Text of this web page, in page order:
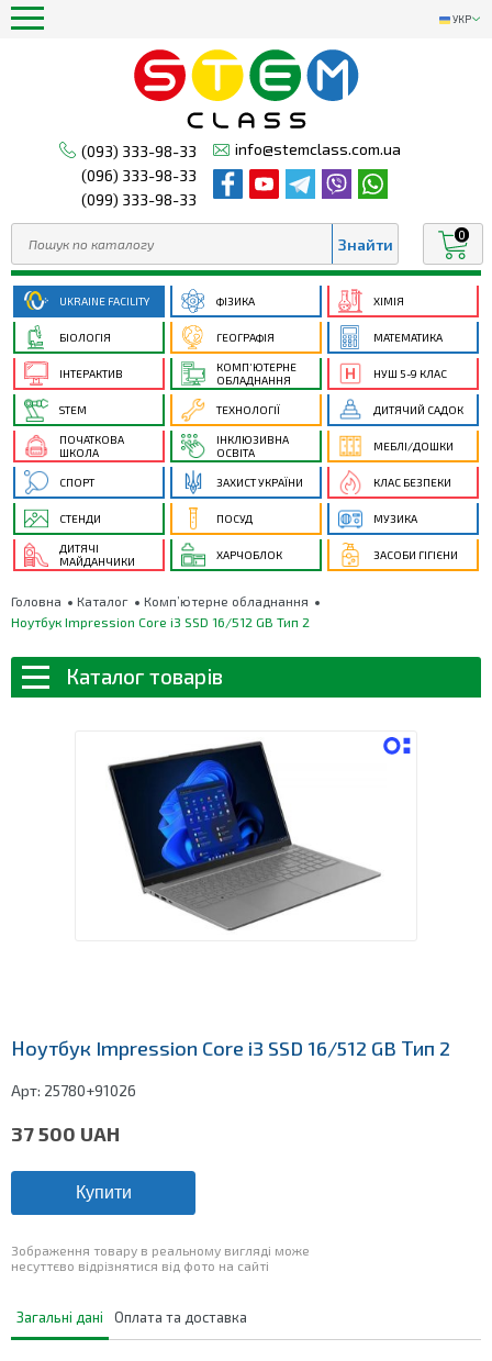
УКР
(093) 333-98-33
(096) 333-98-33
(099) 333-98-33
info@stemclass.com.ua
0
UKRAINE FACILITY ФІЗИКА ХІМІЯ
БІОЛОГІЯ ГЕОГРАФІЯ МАТЕМАТИКА
ІНТЕРАКТИВ
КОМП’ЮТЕРНЕ
ОБЛАДНАННЯ
НУШ 5-9 КЛАС
STEM ТЕХНОЛОГІЇ ДИТЯЧИЙ САДОК
ПОЧАТКОВА
ШКОЛА
ІНКЛЮЗИВНА
ОСВІТА
МЕБЛІ/ДОШКИ
СПОРТ ЗАХИСТ УКРАЇНИ КЛАС БЕЗПЕКИ
СТЕНДИ ПОСУД МУЗИКА
ДИТЯЧІ
МАЙДАНЧИКИ
ХАРЧОБЛОК ЗАСОБИ ГІГІЄНИ
Головна Каталог
Комп’ютерне обладнання
Ноутбук Impression Core i3 SSD 16/512 GB Тип 2
Каталог товарів
Ноутбук Impression Core i3 SSD 16/512 GB Тип 2
Арт: 25780+91026
37 500 UAH
Купити
Зображення товару в реальному вигляді може
несуттєво відрізнятися від фото на сайті
Загальні дані Оплата та доставка